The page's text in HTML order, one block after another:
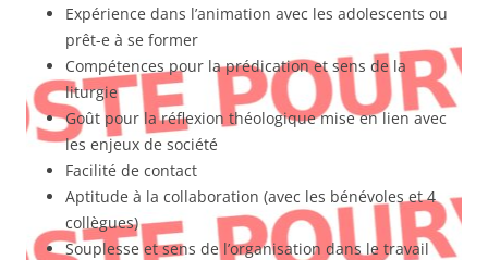
Expérience dans l’animation avec les adolescents ou
prêt-e à se former
Compétences pour la prédication et sens de la
liturgie
Goût pour la réflexion théologique mise en lien avec
les enjeux de société
Facilité de contact
Aptitude à la collaboration (avec les bénévoles et 4
collègues)
Souplesse et sens de l’organisation dans le travail